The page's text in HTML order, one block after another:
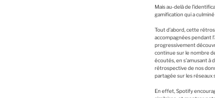
Mais au-delà de
gamification qui a culminé
Tout d’abord, cette
accompagnées pendant
progressivement
continue sur le nombre
écoutés, en s’amusant
rétrospective de nos
partagée sur les réseaux
En effet, Spotify